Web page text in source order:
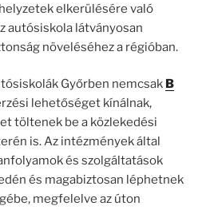
elkerülésére való
autósiskola látványosan
növeléséhez a régióban.
Győrben nemcsak B
lehetőséget kínálnak,
töltenek be a közlekedési
is. Az intézmények által
és szolgáltatások
és magabiztosan léphetnek
megfelelve az úton